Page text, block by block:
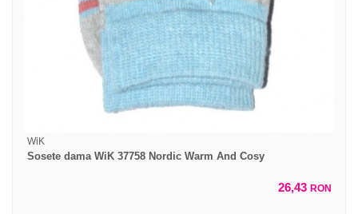
WiK
Sosete dama WiK 37758 Nordic Warm And Cosy
26,43 RON